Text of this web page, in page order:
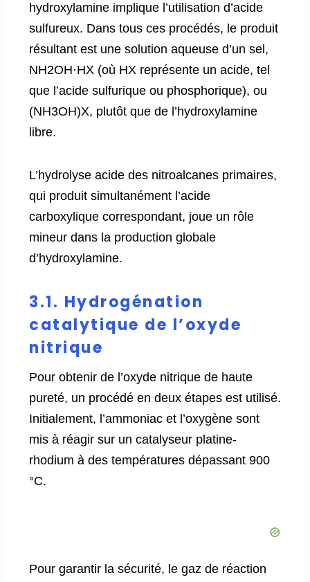
hydroxylamine implique l’utilisation d’acide
sulfureux. Dans tous ces procédés, le produit
résultant est une solution aqueuse d’un sel,
NH2OH·HX (où HX représente un acide, tel
que l’acide sulfurique ou phosphorique), ou
(NH3OH)X, plutôt que de l’hydroxylamine
libre.
L’hydrolyse acide des nitroalcanes primaires,
qui produit simultanément l’acide
carboxylique correspondant, joue un rôle
mineur dans la production globale
d’hydroxylamine.
3.1. Hydrogénation
catalytique de l’oxyde
nitrique
Pour obtenir de l’oxyde nitrique de haute
pureté, un procédé en deux étapes est utilisé.
Initialement, l’ammoniac et l’oxygène sont
mis à réagir sur un catalyseur platine-
rhodium à des températures dépassant 900
°C.
Pour garantir la sécurité, le gaz de réaction